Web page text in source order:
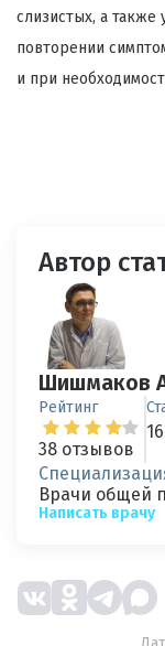
слизистых, а
повторении
и при
Автор
Шишмаков
Рейтинг
38 отзывов
Врачи общей
Написать врачу